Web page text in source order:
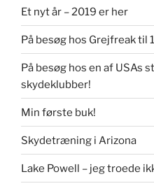
Et nyt år – 2019 er her
På besøg hos Grejfreak til
På besøg hos en af USAs
skydeklubber!
Min første buk!
Skydetræning i Arizona
Lake Powell – jeg troede